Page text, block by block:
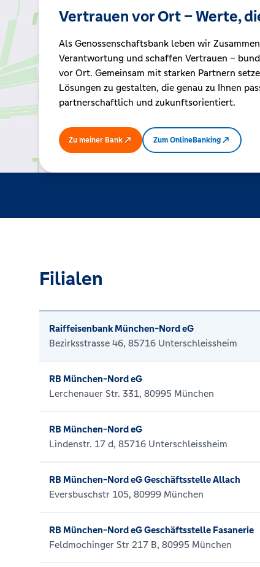
Kreditrechner
Immobilien
Vertrauen vor Ort – Werte,
Als Genossenschaftsbank leben wir
Verantwortung und schaffen Vertrauen –
vor Ort. Gemeinsam mit starken Partnern
Lösungen zu gestalten, die genau zu Ihnen
partnerschaftlich und zukunftsorientiert.
Zu meiner Bank Zum OnlineBanking
Filialen
Raiffeisenbank München-Nord eG
Bezirksstrasse 46, 85716 Unterschleissheim
RB München-Nord eG
Lerchenauer Str. 331, 80995 München
RB München-Nord eG
Lindenstr. 17 d, 85716 Unterschleissheim
RB München-Nord eG Geschäftsstelle Allach
Eversbuschstr 105, 80999 München
RB München-Nord eG Geschäftsstelle Fasanerie
Feldmochinger Str 217 B, 80995 München